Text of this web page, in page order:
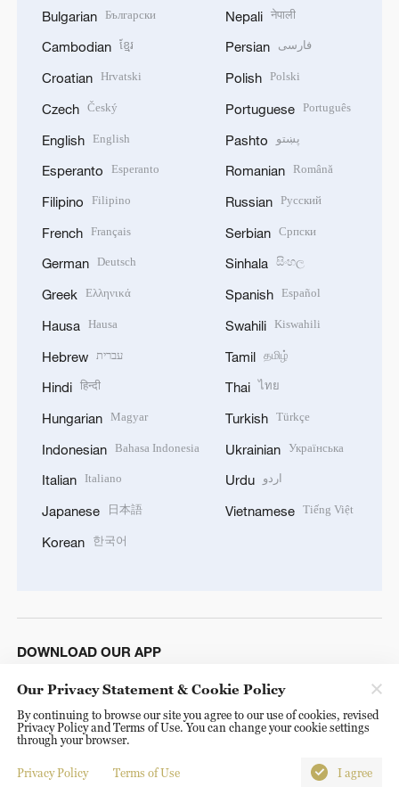
Bulgarian Български
Cambodian ខ្មែរ
Croatian Hrvatski
Czech Český
English English
Esperanto Esperanto
Filipino Filipino
French Français
German Deutsch
Greek Ελληνικά
Hausa Hausa
Hebrew עברית
Hindi हिन्दी
Hungarian Magyar
Indonesian Bahasa Indonesia
Italian Italiano
Japanese 日本語
Korean 한국어
Nepali नेपाली
Persian فارسی
Polish Polski
Portuguese Português
Pashto پښتو
Romanian Română
Russian Русский
Serbian Српски
Sinhala සිංහල
Spanish Español
Swahili Kiswahili
Tamil தமிழ்
Thai ไทย
Turkish Türkçe
Ukrainian Українська
Urdu اردو
Vietnamese Tiếng Việt
DOWNLOAD OUR APP
© China Radio International.CRI. All Rights Reserved. 16A
Our Privacy Statement & Cookie Policy
By continuing to browse our site you agree to our use of cookies, revised
Privacy Policy and Terms of Use. You can change your cookie settings
through your browser.
Privacy Policy Terms of Use I agree